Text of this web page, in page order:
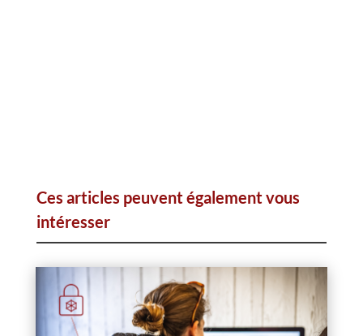
Ces articles peuvent également vous
intéresser